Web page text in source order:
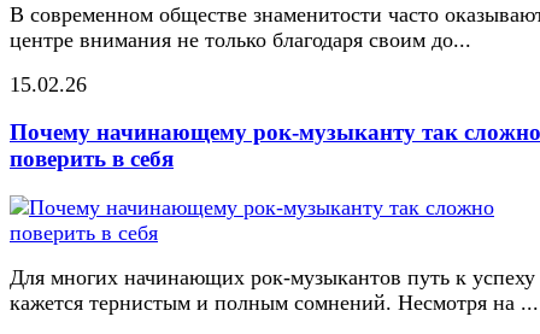
В современном обществе знаменитости часто
центре внимания не только благодаря своим до...
15.02.26
Почему начинающему рок-музыканту так сложно
поверить в себя
Для многих начинающих рок-музыкантов путь к успеху
кажется тернистым и полным сомнений. Несмотря на ...